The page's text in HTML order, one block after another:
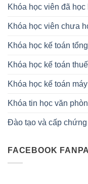
Khóa học viên đã học
Khóa học viên chưa
Khóa học kế toán
Khóa học kế toán thuế
Khóa học kế toán máy
Khóa tin học văn
Đào tạo và cấp
FACEBOOK